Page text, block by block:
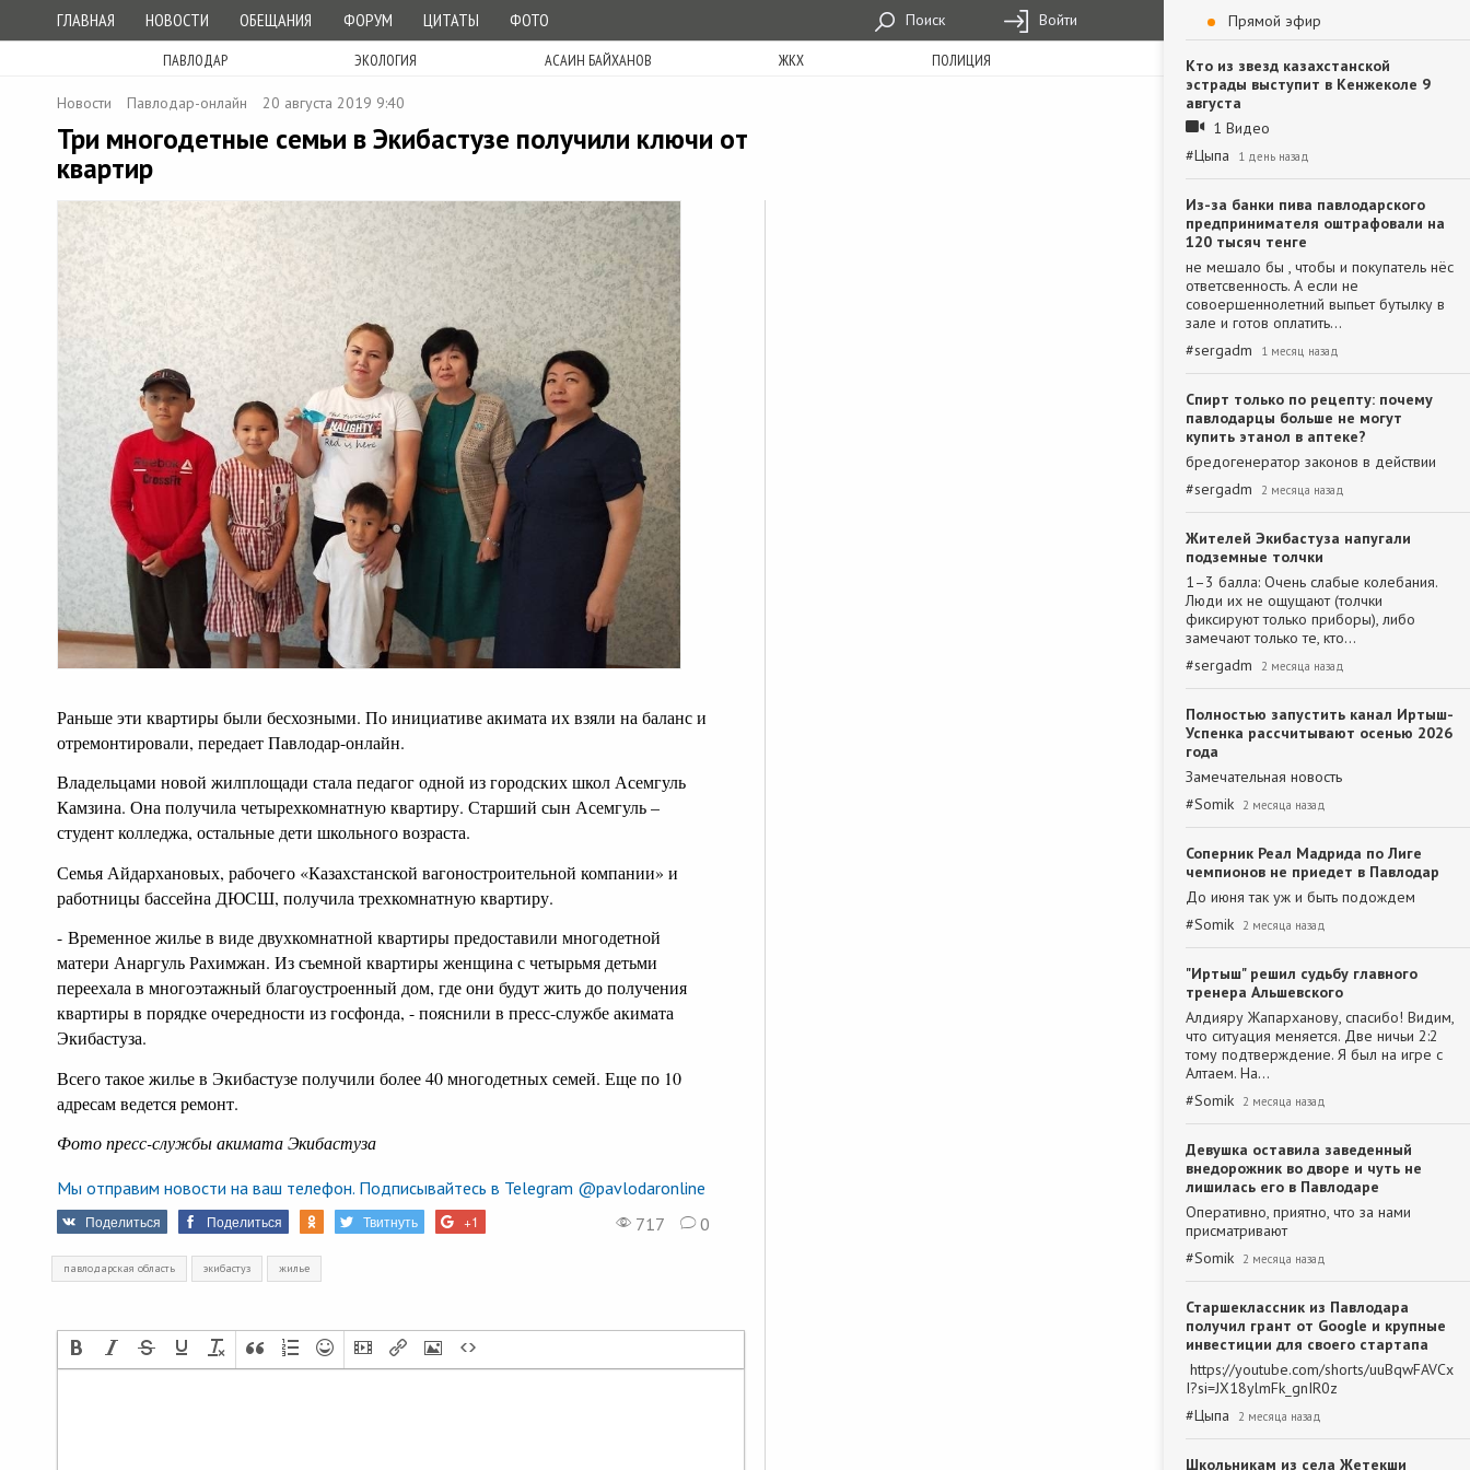
ГЛАВНАЯ НОВОСТИ ОБЕЩАНИЯ ФОРУМ ЦИТАТЫ ФОТО Поиск Войти
ПАВЛОДАР ЭКОЛОГИЯ АСАИН БАЙХАНОВ ЖКХ ПОЛИЦИЯ
Новости Павлодар-онлайн 20 августа 2019 9:40
Три многодетные семьи в Экибастузе получили ключи от
квартир
Раньше эти квартиры были бесхозными. По инициативе акимата их взяли на баланс и
отремонтировали, передает Павлодар-онлайн.
Владельцами новой жилплощади стала педагог одной из городских школ Асемгуль
Камзина. Она получила четырехкомнатную квартиру. Старший сын Асемгуль –
студент колледжа, остальные дети школьного возраста.
Семья Айдархановых, рабочего «Казахстанской вагоностроительной компании» и
работницы бассейна ДЮСШ, получила трехкомнатную квартиру.
- Временное жилье в виде двухкомнатной квартиры предоставили многодетной
матери Анаргуль Рахимжан. Из съемной квартиры женщина с четырьмя детьми
переехала в многоэтажный благоустроенный дом, где они будут жить до получения
квартиры в порядке очередности из госфонда, - пояснили в пресс-службе акимата
Экибастуза.
Всего такое жилье в Экибастузе получили более 40 многодетных семей. Еще по 10
адресам ведется ремонт.
Фото пресс-службы акимата Экибастуза
Мы отправим новости на ваш телефон. Подписывайтесь в Telegram @pavlodaronline
Поделиться Поделиться Твитнуть +1 717 0
павлодарская область экибастуз жилье
Прямой эфир
Кто из звезд казахстанской
эстрады выступит в Кенжеколе 9
августа
1 Видео
#Цыпа 1 день назад
Из-за банки пива павлодарского
предпринимателя оштрафовали на
120 тысяч тенге
не мешало бы , чтобы и покупатель нёс
ответсвенность. А если не
совоершеннолетний выпьет бутылку в
зале и готов оплатить…
#sergadm 1 месяц назад
Спирт только по рецепту: почему
павлодарцы больше не могут
купить этанол в аптеке?
бредогенератор законов в действии
#sergadm 2 месяца назад
Жителей Экибастуза напугали
подземные толчки
1–3 балла: Очень слабые колебания.
Люди их не ощущают (толчки
фиксируют только приборы), либо
замечают только те, кто…
#sergadm 2 месяца назад
Полностью запустить канал Иртыш-
Успенка рассчитывают осенью 2026
года
Замечательная новость
#Somik 2 месяца назад
Соперник Реал Мадрида по Лиге
чемпионов не приедет в Павлодар
До июня так уж и быть подождем
#Somik 2 месяца назад
"Иртыш" решил судьбу главного
тренера Альшевского
Алдияру Жапарханову, спасибо! Видим,
что ситуация меняется. Две ничьи 2:2
тому подтверждение. Я был на игре с
Алтаем. На…
#Somik 2 месяца назад
Девушка оставила заведенный
внедорожник во дворе и чуть не
лишилась его в Павлодаре
Оперативно, приятно, что за нами
присматривают
#Somik 2 месяца назад
Старшеклассник из Павлодара
получил грант от Google и крупные
инвестиции для своего стартапа
https://youtube.com/shorts/uuBqwFAVCx
I?si=JX18ylmFk_gnIR0z
#Цыпа 2 месяца назад
Школьникам из села Жетекши